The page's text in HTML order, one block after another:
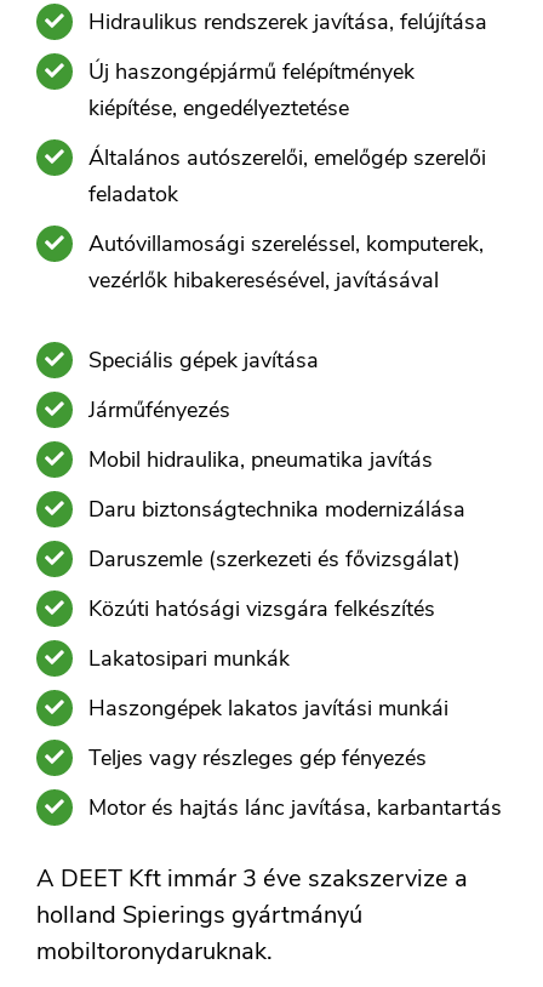
Hidraulikus rendszerek javítása, felújítása
Új haszongépjármű felépítmények
kiépítése, engedélyeztetése
Általános autószerelői, emelőgép szerelői
feladatok
Autóvillamosági szereléssel, komputerek,
vezérlők hibakeresésével, javításával
Speciális gépek javítása
Járműfényezés
Mobil hidraulika, pneumatika javítás
Daru biztonságtechnika modernizálása
Daruszemle (szerkezeti és fővizsgálat)
Közúti hatósági vizsgára felkészítés
Lakatosipari munkák
Haszongépek lakatos javítási munkái
Teljes vagy részleges gép fényezés
Motor és hajtás lánc javítása, karbantartás
A DEET Kft immár 3 éve szakszervize a
holland Spierings gyártmányú
mobiltoronydaruknak.